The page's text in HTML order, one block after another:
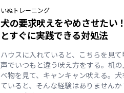
いぬトレーニング
犬の要求吠えをやめさせたい
とすぐに実践できる対処法
ハウスに入れていると、こちらを見て
声でいつもと違う吠え方をする。机
べ物を見て、キャンキャン吠える。犬
ていると、そんな経験はありません